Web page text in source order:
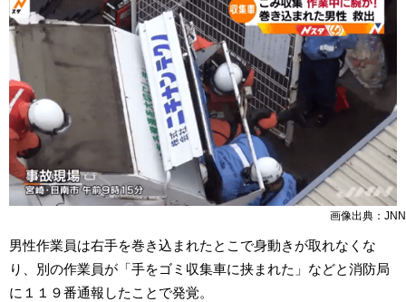
画像出典：JNN
男性作業員は右手を巻き込まれたとこで身動きが取れなくな
り、別の作業員が「手をゴミ収集車に挟まれた」などと消防局
に１１９番通報したことで発覚。